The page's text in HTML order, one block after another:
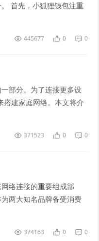
首先，小狐狸钱包注重
445677 0 0
部分。为了连接更多设
搭建家庭网络。本文将介
371523 0 0
络连接的重要组成部
两大知名品牌备受消费
374163 0 0